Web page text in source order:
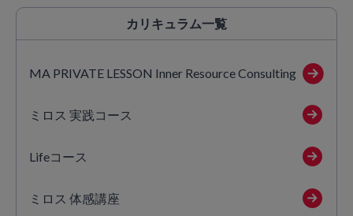
カリキュラム一覧
MA PRIVATE LESSON Inner Resource Consulting
ミロス 実践コース
Lifeコース
ミロス 体感講座